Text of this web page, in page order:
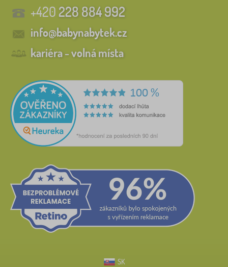
+420228 884 992
info@babynabytek.cz
kariéra - volná místa
SK